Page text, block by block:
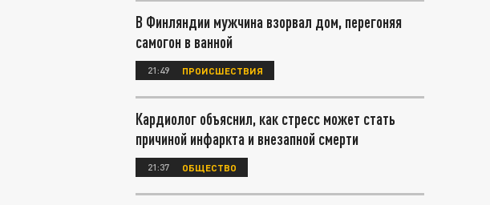
В Финляндии мужчина взорвал дом, перегоняя
самогон в ванной
21:49 ПРОИСШЕСТВИЯ
Кардиолог объяснил, как стресс может стать
причиной инфаркта и внезапной смерти
21:37 ОБЩЕСТВО